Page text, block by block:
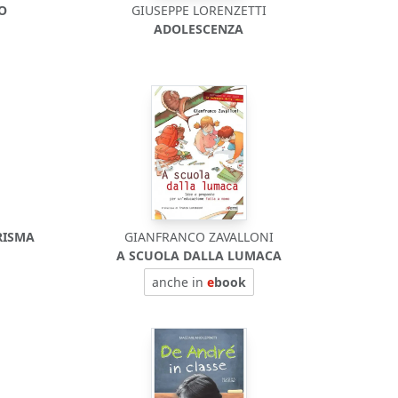
GIUSEPPE LORENZETTI
ADOLESCENZA
GIANFRANCO ZAVALLONI
A SCUOLA DALLA LUMACA
anche in ebook